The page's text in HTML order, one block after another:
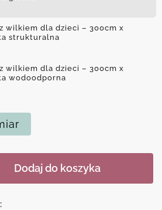
wilkiem dla dzieci – 300cm x
strukturalna
wilkiem dla dzieci – 300cm x
wodoodporna
Dodaj do koszyka